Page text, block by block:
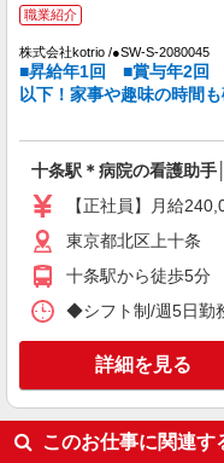
格や経験
東京
株式会社kotrio /●SW-S-
＼介護
みのデ
む)＞
北区
派遣社員
職業紹介
株式会社kotrio /●SW-S-2080045
■昇給年1回 ■賞与年2回
以下！家事や趣味の時間
十条駅＊病院の看護助手
【正社員】月給
東京都北区上十条
十条駅から徒歩5分
◆シフト制/週5日勤
詳細を見る
このお仕事に関連す